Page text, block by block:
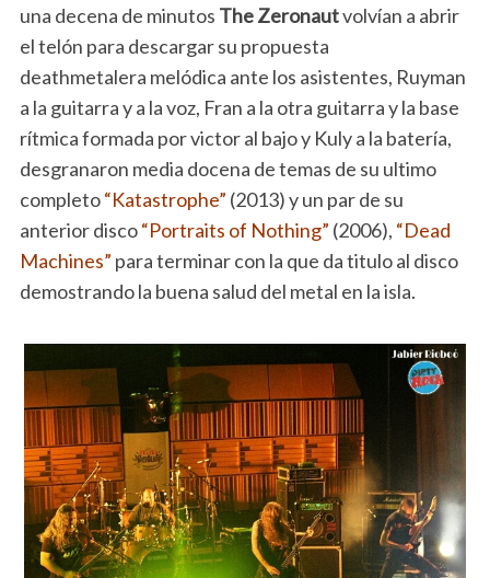
una decena de minutos The Zeronautvolvían a abrir
el telón para descargar su propuesta
deathmetalera melódica ante los asistentes, Ruyman
a la guitarra y a la voz, Fran a la otra guitarra y la base
rítmica formada por victor al bajo y Kuly a la batería,
desgranaron media docena de temas de su ultimo
completo“Katastrophe” (2013) y un par de su
anterior disco“Portraits of Nothing” (2006), “Dead
Machines” para terminar con la que da titulo al disco
demostrando la buena salud del metal en la isla.